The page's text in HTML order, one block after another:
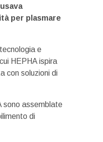
per plasmare
e
HEPHA ispira
con soluzioni di
sono assemblate
di